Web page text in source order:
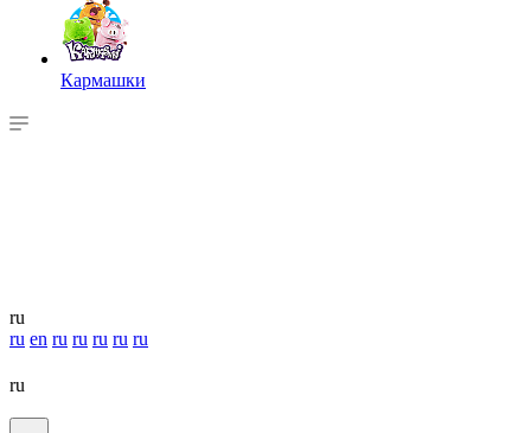
Кармашки
ru
ru en ru ru ru ru ru
ru